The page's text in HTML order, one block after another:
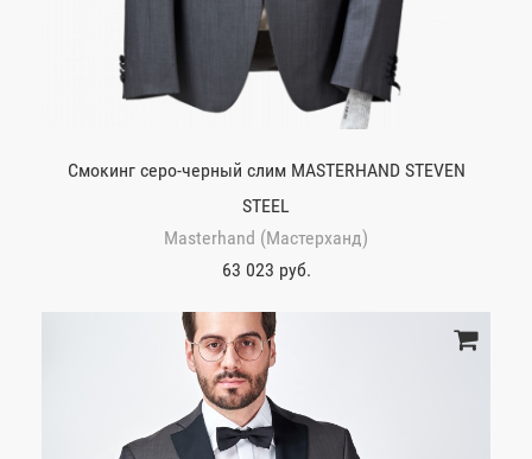
Смокинг серо-черный слим MASTERHAND STEVEN
STEEL
Masterhand (Мастерханд)
63 023 руб.